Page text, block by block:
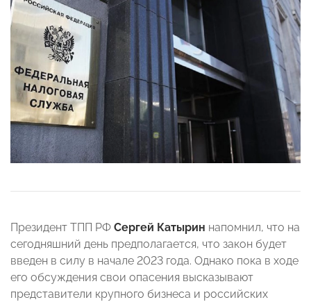
Президент ТПП РФ Сергей Катырин напомнил, что на
сегодняшний день предполагается, что закон будет
введен в силу в начале 2023 года. Однако пока в ходе
его обсуждения свои опасения высказывают
представители крупного бизнеса и российских